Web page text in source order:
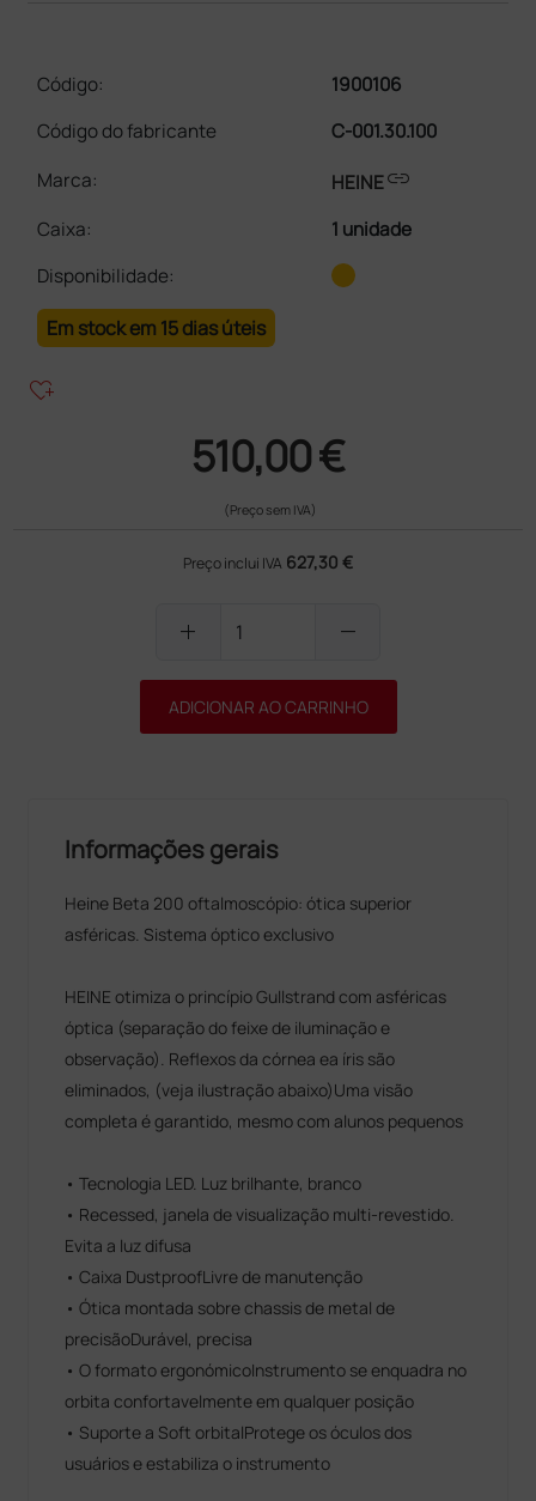
Código:
1900106
Código do fabricante
C-001.30.100
Marca:
HEINElink
Caixa:
1 unidade
Disponibilidade:
Em stock em 15 dias úteis
heart_plus
510,00 €
(Preço sem IVA)
Preço inclui IVA 627,30 €
add remove
ADICIONAR AO CARRINHO
Informações gerais
Heine Beta 200 oftalmoscópio: ótica superior
asféricas. Sistema óptico exclusivo
HEINE otimiza o princípio Gullstrand com asféricas
óptica (separação do feixe de iluminação e
observação). Reflexos da córnea ea íris são
eliminados, (veja ilustração abaixo)Uma visão
completa é garantido, mesmo com alunos pequenos
• Tecnologia LED. Luz brilhante, branco
• Recessed, janela de visualização multi-revestido.
Evita a luz difusa
• Caixa DustproofLivre de manutenção
• Ótica montada sobre chassis de metal de
precisãoDurável, precisa
• O formato ergonómicoInstrumento se enquadra no
orbita confortavelmente em qualquer posição
• Suporte a Soft orbitalProtege os óculos dos
usuários e estabiliza o instrumento